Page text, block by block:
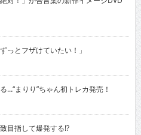
とフザけていたい！」
まりり”ちゃん初トレカ発売！
目指して爆発する!?